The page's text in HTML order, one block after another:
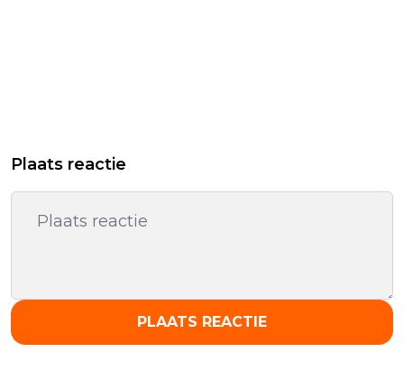
Plaats reactie
PLAATS REACTIE